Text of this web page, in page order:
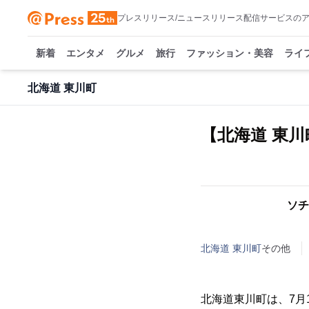
プレスリリース/ニュースリリース配信サービスの
新着 エンタメ グルメ 旅行 ファッション・美容 ライ
北海道 東川町
【北海道 東
ソ
北海道 東川町その他
北海道東川町は、7